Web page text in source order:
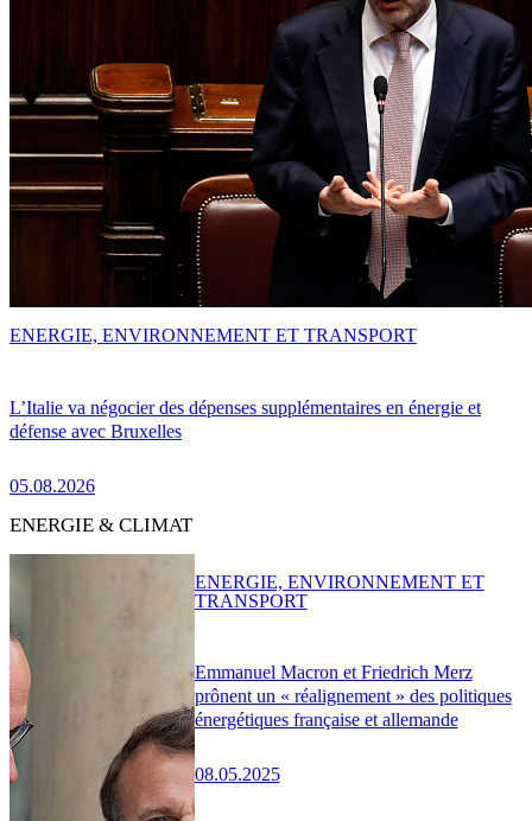
L’Italie va négocier des dépenses supplémentaires en énergie et
défense avec Bruxelles
05.08.2026
ENERGIE, ENVIRONNEMENT ET TRANSPORT
ENERGIE & CLIMAT
Emmanuel Macron et Friedrich Merz
prônent un « réalignement » des politiques
énergétiques française et allemande
08.05.2025
ENERGIE, ENVIRONNEMENT ET
TRANSPORT